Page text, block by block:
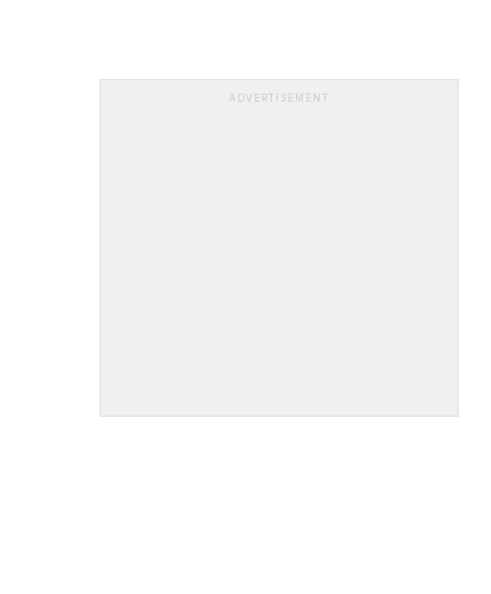
ADVERTISEMENT